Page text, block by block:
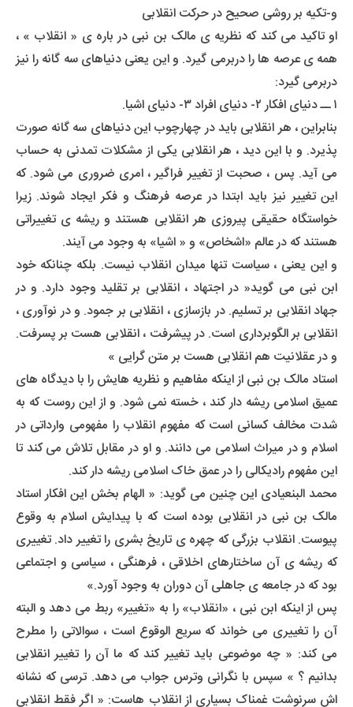
و-تکیه بر روشی صحیح در حرکت انقلابی
او تاکید می کند که نظریه ی مالک بن نبی در باره ی « انقلاب » ،
همه ی عرصه ها را دربرمی گیرد. و این یعنی دنیاهای سه گانه را نیز
دربرمی گیرد:
۱ ــ دنیای افکار ۲- دنیای افراد ۳- دنیای اشیا.
بنابراین ، هر انقلابی باید در چهارچوب این دنیاهای سه گانه صورت
پذیرد. و با این دید ، هر انقلابی یکی از مشکلات تمدنی به حساب
می آید. پس ، صحبت از تغییر فراگیر ، امری ضروری می شود. که
این تغییر نیز باید ابتدا در عرصه فرهنگ و فکر ایجاد شوند. زیرا
خواستگاه حقیقی پیروزی هر انقلابی هستند و ریشه ی تغییراتی
هستند که در عالم «اشخاص» و « اشیا» به وجود می آیند.
و این یعنی ، سیاست تنها میدان انقلاب نیست. بلکه چنانکه خود
ابن نبی می گوید« در اجتهاد ، انقلابی بر تقلید وجود دارد. و در
جهاد انقلابی بر تسلیم. در بازسازی ، انقلابی بر جمود. و در نوآوری ،
انقلابی بر الگوبرداری است. در پیشرفت ، انقلابی هست بر پسرفت.
و در عقلانیت هم انقلابی هست بر متن گرایی »
استاد مالک بن نبی از اینکه مفاهیم و نظریه هایش را با دیدگاه های
عمیق اسلامی ریشه دار کند ، خسته نمی شود. و از این روست که به
شدت مخالف کسانی است که مفهوم انقلاب را مفهومی وارداتی در
اسلام و در میراث اسلامی می دانند. و او در مقابل تلاش می کند تا
این مفهوم رادیکالی را در عمق خاک اسلامی ریشه دار کند.
محمد البنعیادی این چنین می گوید: « الهام بخش این افکار استاد
مالک بن نبی در انقلابی بوده است که با پیدایش اسلام به وقوع
پیوست. انقلاب بزرگی که چهره ی تاریخ بشری را تغییر داد. تغییری
که ریشه ی آن ساختارهای اخلاقی ، فرهنگی ، سیاسی و اجتماعی
بود که در جامعه ی جاهلی آن دوران به وجود آورد.»
پس از اینکه ابن نبی ، «انقلاب» را به «تغییر» ربط می دهد و البته
آن را تغییری می خواند که سریع الوقوع است ، سوالاتی را مطرح
می کند: « چه موضوعی باید تغییر کند که ما آن را تغییر انقلابی
بدانیم ؟ » سپس با نگرانی وترس جواب می دهد. ترسی که نشانه
اش سرنوشت غمناک بسیاری از انقلاب هاست: « اگر فقط انقلابی